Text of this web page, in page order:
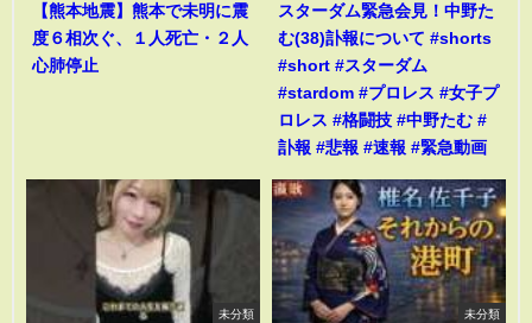
【熊本地震】熊本で未明に震
度６相次ぐ、１人死亡・２人
心肺停止
スターダム緊急会見！中野た
む(38)訃報について #shorts
#short #スターダム
#stardom #プロレス #女子プ
ロレス #格闘技 #中野たむ #
訃報 #悲報 #速報 #緊急動画
未分類 未分類